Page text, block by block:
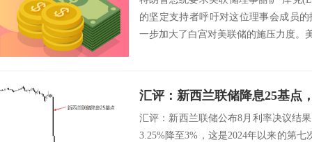
的坚定支持者呼吁对这位理事会成员
一步加大了白宫对美联储的施压力度。
汇评：新西兰联储降息25基点
汇评：新西兰联储公布8月利率决议结
3.25%降至3%，这是2024年以来的第